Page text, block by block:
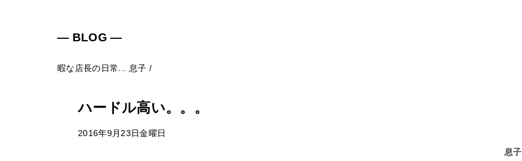
― BLOG ―
暇な店長の日常... 息子 /
ハードル高い。。。
2016年9月23日金曜日
息子